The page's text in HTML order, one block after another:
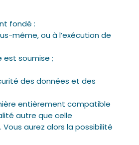
fondé :
même, ou à l’exécution de
est soumise ;
des données et des
entièrement compatible
autre que celle
aurez alors la possibilité